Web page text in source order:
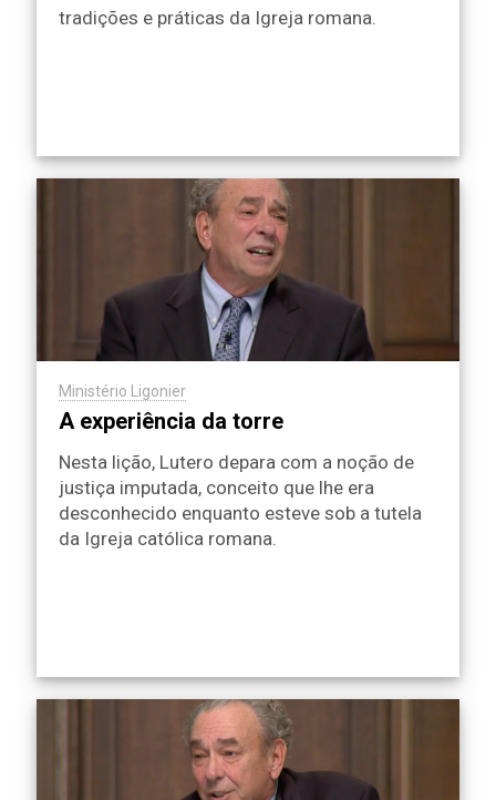
tradições e práticas da Igreja romana.
Ministério Ligonier
A experiência da torre
Nesta lição, Lutero depara com a noção de
justiça imputada, conceito que lhe era
desconhecido enquanto esteve sob a tutela
da Igreja católica romana.